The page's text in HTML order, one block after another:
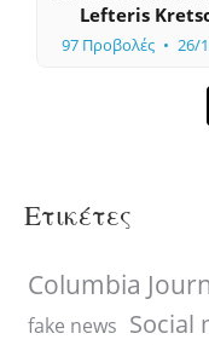
Lefteris
97 Προβολές 26/
Ετικέτες
Columbia
fake news Social